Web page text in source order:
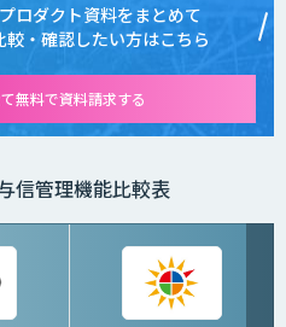
プロダクト資料をまとめて
較・確認したい方はこちら
無料で資料請求する
信管理機能比較表